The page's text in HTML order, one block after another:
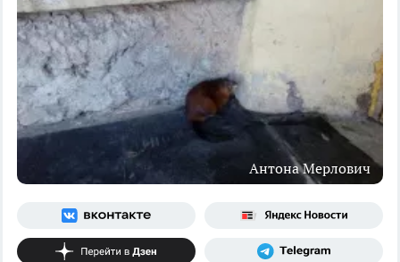
Антона Мерлович